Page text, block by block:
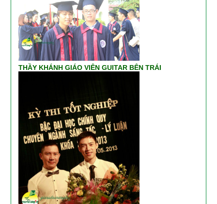
THẦY KHÁNH GIÁO VIÊN GUITAR BÊN TRÁI